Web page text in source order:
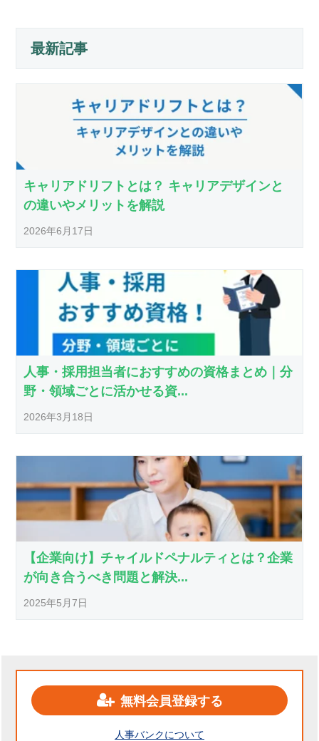
最新記事
キャリアドリフトとは？ キャリアデザインと
の違いやメリットを解説
2026年6月17日
人事・採用担当者におすすめの資格まとめ｜分
野・領域ごとに活かせる資...
2026年3月18日
【企業向け】チャイルドペナルティとは？企業
が向き合うべき問題と解決...
2025年5月7日
無料会員登録する
人事バンクについて